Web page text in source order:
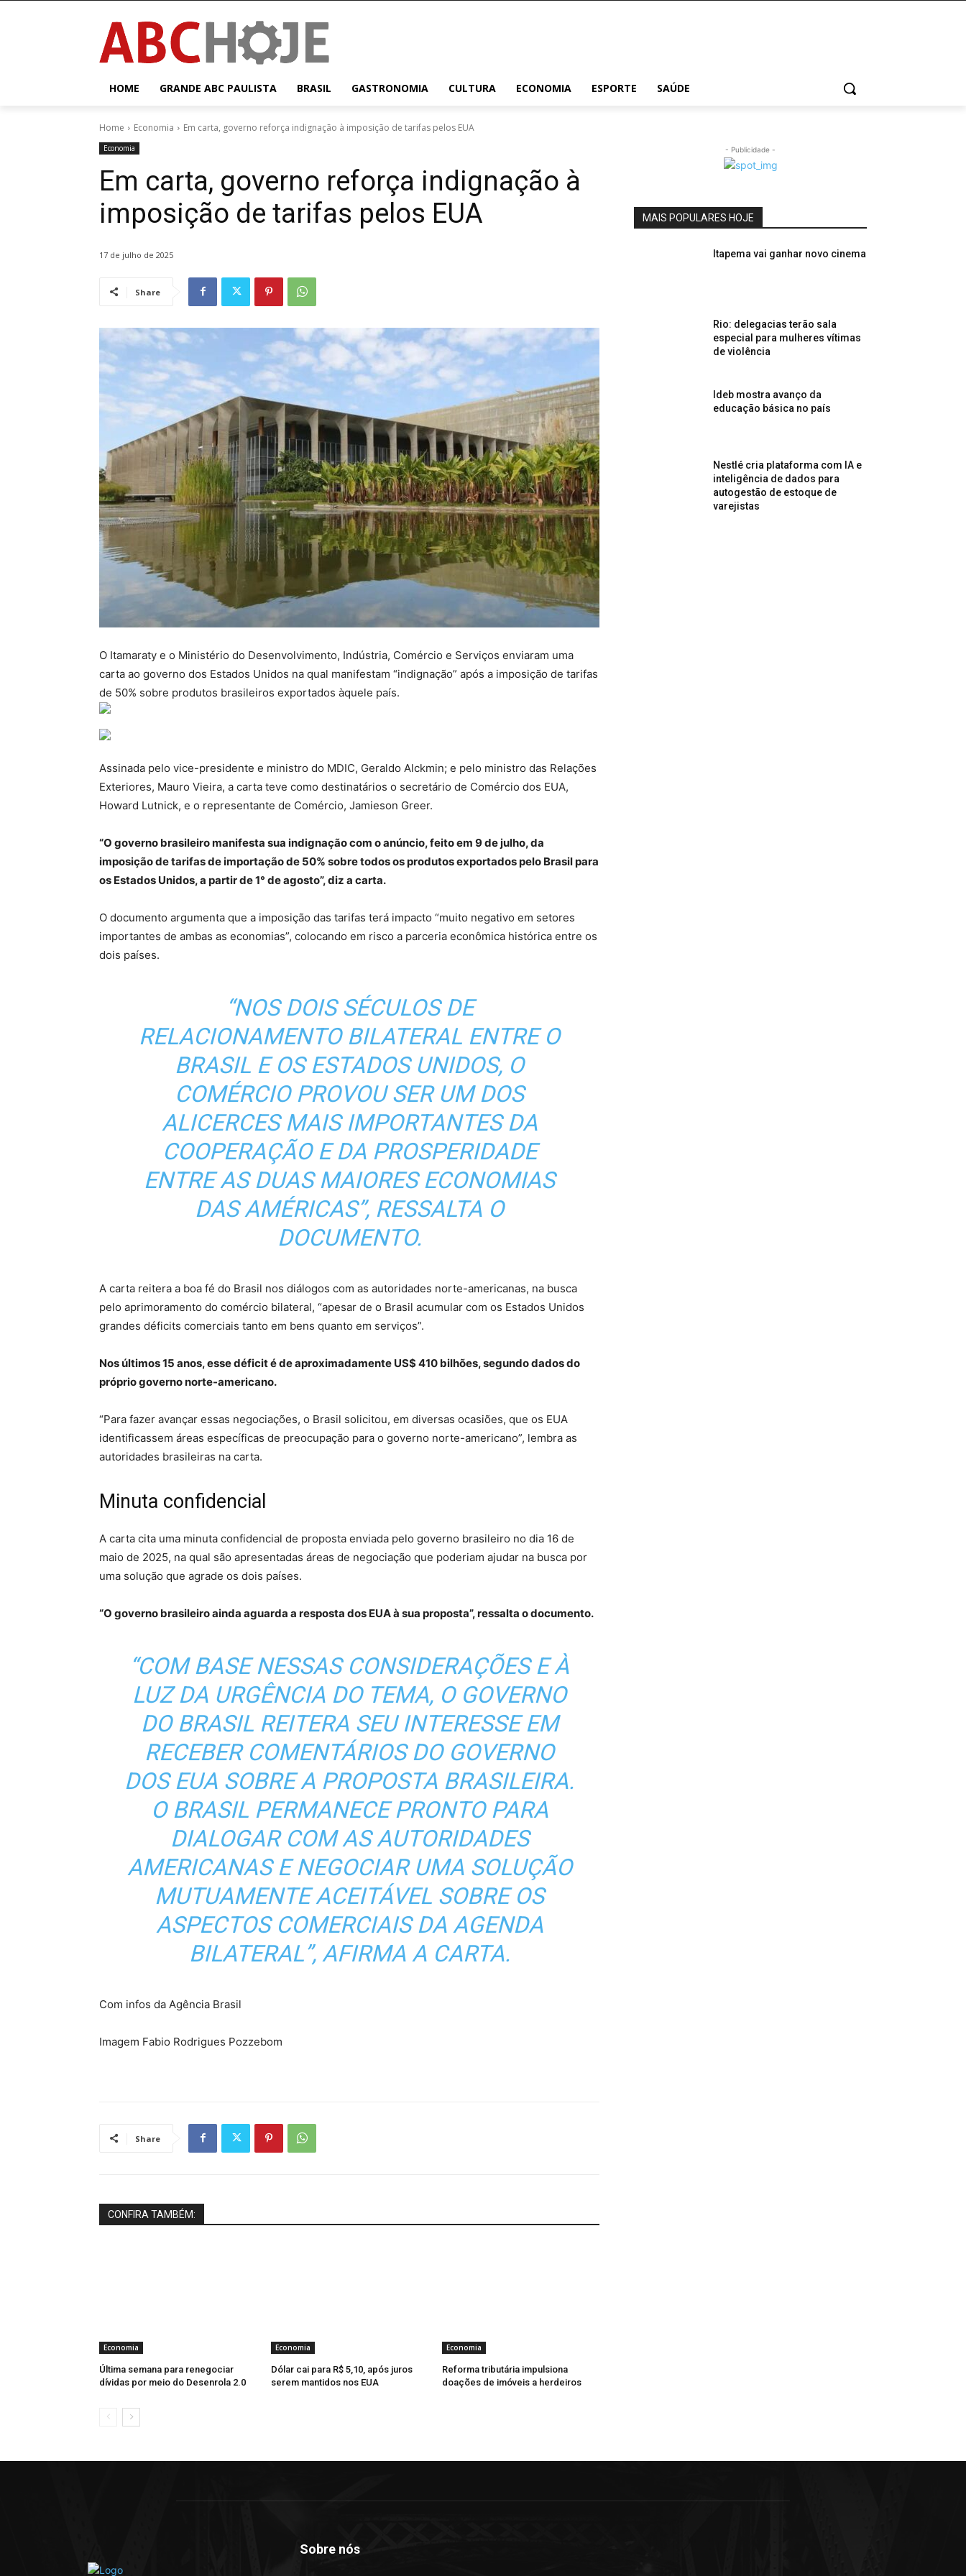
HOME GRANDE ABC PAULISTA BRASIL GASTRONOMIA CULTURA ECONOMIA ESPORTE SAÚDE
Home Economia Em carta, governo reforça indignação à imposição de tarifas pelos EUA
Economia
Em carta, governo reforça indignação à
imposição de tarifas pelos EUA
17 de julho de 2025
Share
O Itamaraty e o Ministério do Desenvolvimento, Indústria, Comércio e Serviços enviaram uma
carta ao governo dos Estados Unidos na qual manifestam “indignação” após a imposição de tarifas
de 50% sobre produtos brasileiros exportados àquele país.
Assinada pelo vice-presidente e ministro do MDIC, Geraldo Alckmin; e pelo ministro das Relações
Exteriores, Mauro Vieira, a carta teve como destinatários o secretário de Comércio dos EUA,
Howard Lutnick, e o representante de Comércio, Jamieson Greer.
“O governo brasileiro manifesta sua indignação com o anúncio, feito em 9 de julho, da
imposição de tarifas de importação de 50% sobre todos os produtos exportados pelo Brasil para
os Estados Unidos, a partir de 1° de agosto”, diz a carta.
O documento argumenta que a imposição das tarifas terá impacto “muito negativo em setores
importantes de ambas as economias”, colocando em risco a parceria econômica histórica entre os
dois países.
“NOS DOIS SÉCULOS DE
RELACIONAMENTO BILATERAL ENTRE O
BRASIL E OS ESTADOS UNIDOS, O
COMÉRCIO PROVOU SER UM DOS
ALICERCES MAIS IMPORTANTES DA
COOPERAÇÃO E DA PROSPERIDADE
ENTRE AS DUAS MAIORES ECONOMIAS
DAS AMÉRICAS”, RESSALTA O
DOCUMENTO.
A carta reitera a boa fé do Brasil nos diálogos com as autoridades norte-americanas, na busca
pelo aprimoramento do comércio bilateral, “apesar de o Brasil acumular com os Estados Unidos
grandes déficits comerciais tanto em bens quanto em serviços”.
Nos últimos 15 anos, esse déficit é de aproximadamente US$ 410 bilhões, segundo dados do
próprio governo norte-americano.
“Para fazer avançar essas negociações, o Brasil solicitou, em diversas ocasiões, que os EUA
identificassem áreas específicas de preocupação para o governo norte-americano”, lembra as
autoridades brasileiras na carta.
Minuta confidencial
A carta cita uma minuta confidencial de proposta enviada pelo governo brasileiro no dia 16 de
maio de 2025, na qual são apresentadas áreas de negociação que poderiam ajudar na busca por
uma solução que agrade os dois países.
“O governo brasileiro ainda aguarda a resposta dos EUA à sua proposta”, ressalta o documento.
“COM BASE NESSAS CONSIDERAÇÕES E À
LUZ DA URGÊNCIA DO TEMA, O GOVERNO
DO BRASIL REITERA SEU INTERESSE EM
RECEBER COMENTÁRIOS DO GOVERNO
DOS EUA SOBRE A PROPOSTA BRASILEIRA.
O BRASIL PERMANECE PRONTO PARA
DIALOGAR COM AS AUTORIDADES
AMERICANAS E NEGOCIAR UMA SOLUÇÃO
MUTUAMENTE ACEITÁVEL SOBRE OS
ASPECTOS COMERCIAIS DA AGENDA
BILATERAL”, AFIRMA A CARTA.
Com infos da Agência Brasil
Imagem Fabio Rodrigues Pozzebom
Share
CONFIRA TAMBÉM:
Economia
Última semana para renegociar
dívidas por meio do Desenrola 2.0
Economia
Dólar cai para R$ 5,10, após juros
serem mantidos nos EUA
Economia
Reforma tributária impulsiona
doações de imóveis a herdeiros
- Publicidade -
MAIS POPULARES HOJE
Itapema vai ganhar novo cinema
Rio: delegacias terão sala
especial para mulheres vítimas
de violência
Ideb mostra avanço da
educação básica no país
Nestlé cria plataforma com IA e
inteligência de dados para
autogestão de estoque de
varejistas
Sobre nós